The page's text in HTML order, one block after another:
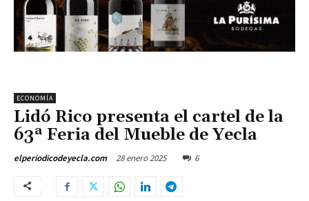
ECONOMÍA
Lidó Rico presenta el cartel de la
63ª Feria del Mueble de Yecla
elperiodicodeyecla.com 28 enero 2025 6